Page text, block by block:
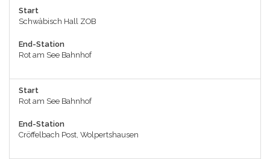
Start
Schwäbisch Hall ZOB
End-Station
Rot am See Bahnhof
Start
Rot am See Bahnhof
End-Station
Cröffelbach Post, Wolpertshausen